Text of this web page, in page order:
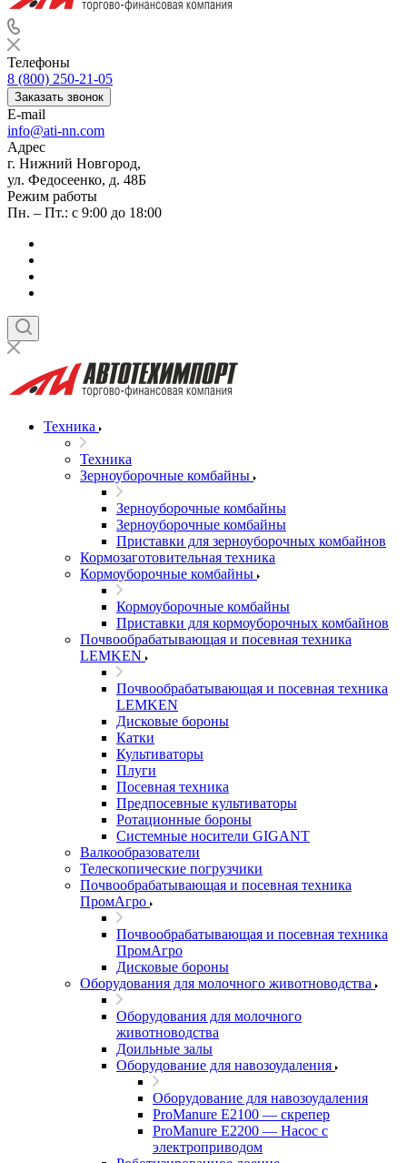
Телефоны
8 (800) 250-21-05
Заказать звонок
E-mail
info@ati-nn.com
Адрес
г. Нижний Новгород,
ул. Федосеенко, д. 48Б
Режим работы
Пн. – Пт.: с 9:00 до 18:00
Техника
Техника
Зерноуборочные комбайны
Зерноуборочные комбайны
Зерноуборочные комбайны
Приставки для зерноуборочных комбайнов
Кормозаготовительная техника
Кормоуборочные комбайны
Кормоуборочные комбайны
Приставки для кормоуборочных комбайнов
Почвообрабатывающая и посевная техника
LEMKEN
Почвообрабатывающая и посевная техника
LEMKEN
Дисковые бороны
Катки
Культиваторы
Плуги
Посевная техника
Предпосевные культиваторы
Ротационные бороны
Системные носители GIGANT
Валкообразователи
Телескопические погрузчики
Почвообрабатывающая и посевная техника
ПромАгро
Почвообрабатывающая и посевная техника
ПромАгро
Дисковые бороны
Оборудования для молочного животноводства
Оборудования для молочного
животноводства
Доильные залы
Оборудование для навозоудаления
Оборудование для навозоудаления
ProManure E2100 — скрепер
ProManure E2200 — Насос с
электроприводом